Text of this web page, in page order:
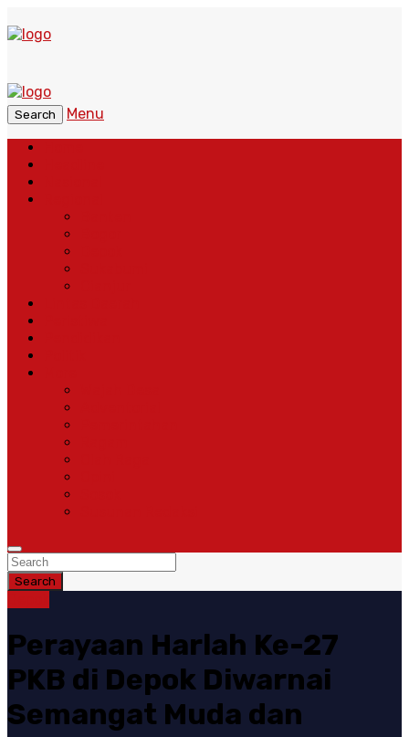
Search
Menu
Search
Perayaan Harlah Ke-27
PKB di Depok Diwarnai
Semangat Muda dan